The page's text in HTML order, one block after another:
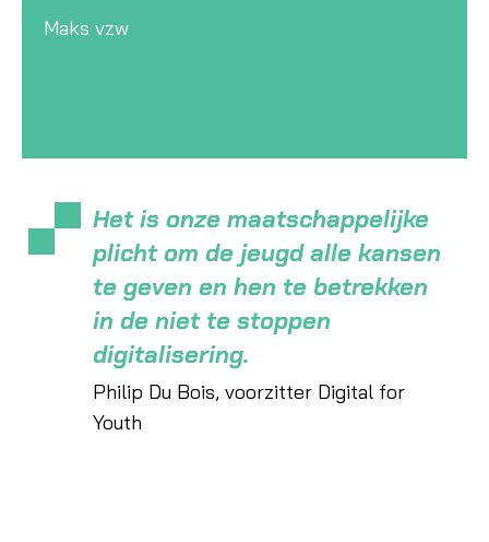
Maks vzw
Het is onze maatschappelijke
plicht om de jeugd alle kansen
te geven en hen te betrekken
in de niet te stoppen
digitalisering.
Philip Du Bois, voorzitter Digital for
Youth